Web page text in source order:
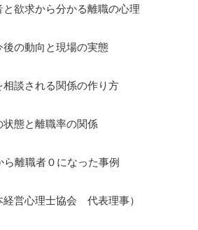
欲求から分かる離職の心理
動向と現場の実態
される関係の作り方
と離職率の関係
職者０になった事例
営心理士協会 代表理事）